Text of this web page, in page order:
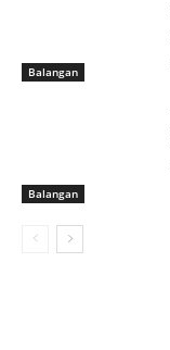
Balangan
Balangan